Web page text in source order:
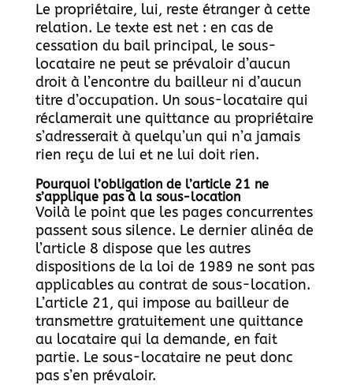
Le propriétaire, lui, reste étranger à cette
relation. Le texte est net : en cas de
cessation du bail principal, le sous-
locataire ne peut se prévaloir d’aucun
droit à l’encontre du bailleur ni d’aucun
titre d’occupation. Un sous-locataire qui
réclamerait une quittance au propriétaire
s’adresserait à quelqu’un qui n’a jamais
rien reçu de lui et ne lui doit rien.
Pourquoi l’obligation de l’article 21 ne
s’applique pas à la sous-location
Voilà le point que les pages concurrentes
passent sous silence. Le dernier alinéa de
l’article 8 dispose que les autres
dispositions de la loi de 1989 ne sont pas
applicables au contrat de sous-location.
L’article 21, qui impose au bailleur de
transmettre gratuitement une quittance
au locataire qui la demande, en fait
partie. Le sous-locataire ne peut donc
pas s’en prévaloir.